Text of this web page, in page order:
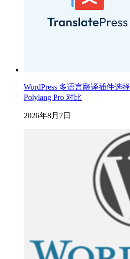
WordPress 多语言翻译插件选择
Polylang Pro 对比
2026年8月7日